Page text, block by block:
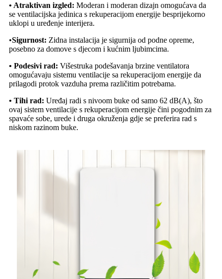
• Atraktivan izgled: Moderan i moderan dizajn omogućava da
se ventilacijska jedinica s rekuperacijom energije besprijekorno
uklopi u uređenje interijera.
•Sigurnost: Zidna instalacija je sigurnija od podne opreme,
posebno za domove s djecom i kućnim ljubimcima.
• Podesivi rad: Višestruka podešavanja brzine ventilatora
omogućavaju sistemu ventilacije sa rekuperacijom energije da
prilagodi protok vazduha prema različitim potrebama.
• Tihi rad: Uređaj radi s nivoom buke od samo 62 dB(A), što
ovaj sistem ventilacije s rekuperacijom energije čini pogodnim za
spavaće sobe, urede i druga okruženja gdje se preferira rad s
niskom razinom buke.